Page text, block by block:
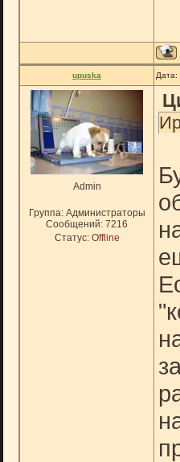
upuska
Admin
Группа: Администраторы
Сообщений: 7216
Статус: Offline